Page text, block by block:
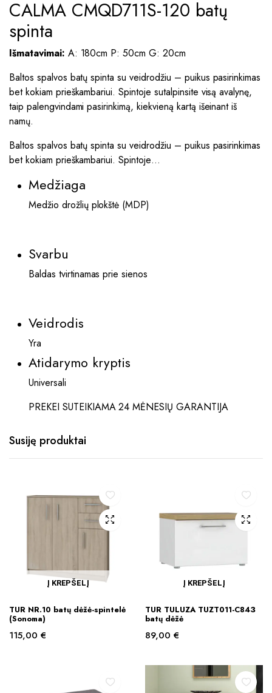
CALMA CMQD711S-120 batų
spinta
Išmatavimai: A: 180cm P: 50cm G: 20cm
Baltos spalvos batų spinta su veidrodžiu – puikus pasirinkimas
bet kokiam prieškambariui. Spintoje sutalpinsite visą avalynę,
taip palengvindami pasirinkimą, kiekvieną kartą išeinant iš
namų.
Baltos spalvos batų spinta su veidrodžiu – puikus pasirinkimas
bet kokiam prieškambariui. Spintoje…
Medžiaga
Medžio drožlių plokštė (MDP)
Svarbu
Baldas tvirtinamas prie sienos
Veidrodis
Yra
Atidarymo kryptis
Universali
PREKEI SUTEIKIAMA 24 MĖNESIŲ GARANTIJA
Susiję produktai
Į KREPŠELĮ
TUR NR.10 batų dėžė-spintelė
(Sonoma)
115,00 €
Į KREPŠELĮ
TUR TULUZA TUZT011-C843
batų dėžė
89,00 €